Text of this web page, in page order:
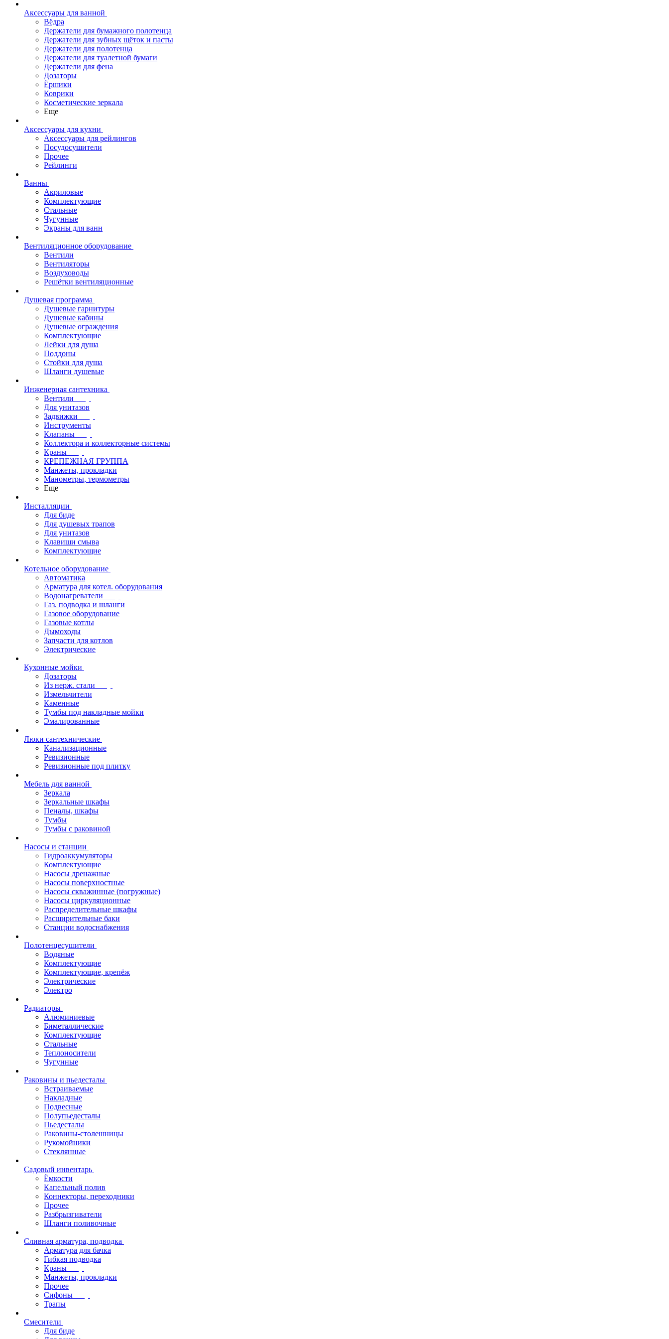
Аксессуары для ванной
Вёдра
Держатели для бумажного полотенца
Держатели для зубных щёток и пасты
Держатели для полотенца
Держатели для туалетной бумаги
Держатели для фена
Дозаторы
Ёршики
Коврики
Косметические зеркала
Еще
Аксессуары для кухни
Аксессуары для рейлингов
Посудосушители
Прочее
Рейлинги
Ванны
Акриловые
Комплектующие
Стальные
Чугунные
Экраны для ванн
Вентиляционное оборудование
Вентили
Вентиляторы
Воздуховоды
Решётки вентиляционные
Душевая программа
Душевые гарнитуры
Душевые кабины
Душевые ограждения
Комплектующие
Лейки для душа
Поддоны
Стойки для душа
Шланги душевые
Инженерная сантехника
Вентили
Для унитазов
Задвижки
Инструменты
Клапаны
Коллектора и коллекторные системы
Краны
КРЕПЕЖНАЯ ГРУППА
Манжеты, прокладки
Манометры, термометры
Еще
Инсталляции
Для биде
Для душевых трапов
Для унитазов
Клавиши смыва
Комплектующие
Котельное оборудование
Автоматика
Арматура для котел. оборудования
Водонагреватели
Газ. подводка и шланги
Газовое оборудование
Газовые котлы
Дымоходы
Запчасти для котлов
Электрические
Кухонные мойки
Дозаторы
Из нерж. стали
Измельчители
Каменные
Тумбы под накладные мойки
Эмалированные
Люки сантехнические
Канализационные
Ревизионные
Ревизионные под плитку
Мебель для ванной
Зеркала
Зеркальные шкафы
Пеналы, шкафы
Тумбы
Тумбы с раковиной
Насосы и станции
Гидроаккумуляторы
Комплектующие
Насосы дренажные
Насосы поверхностные
Насосы скважинные (погружные)
Насосы циркуляционные
Распределительные шкафы
Расширительные баки
Станции водоснабжения
Полотенцесушители
Водяные
Комплектующие
Комплектующие, крепёж
Электрические
Электро
Радиаторы
Алюминиевые
Биметаллические
Комплектующие
Стальные
Теплоносители
Чугунные
Раковины и пьедесталы
Встраиваемые
Накладные
Подвесные
Полупьедесталы
Пьедесталы
Раковины-столешницы
Рукомойники
Стеклянные
Садовый инвентарь
Ёмкости
Капельный полив
Коннекторы, переходники
Прочее
Разбрызгиватели
Шланги поливочные
Сливная арматура, подводка
Арматура для бачка
Гибкая подводка
Краны
Манжеты, прокладки
Прочее
Сифоны
Трапы
Смесители
Для биде